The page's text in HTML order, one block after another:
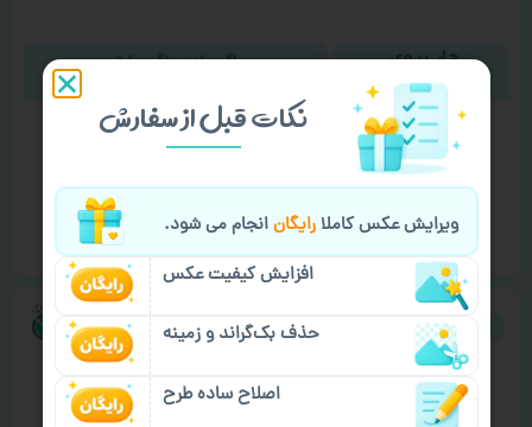
ماگ آشپز ها طرح ‘ ماکارونی و گوجه و فلفل ‘
انتخاب گزینه‌ها
نکات قبل از سفارش
ویرایش عکس کاملارایگانانجام می شود.
افزایش کیفیت عکس
حذف بک‌گراند و زمینه
اصلاح ساده طرح